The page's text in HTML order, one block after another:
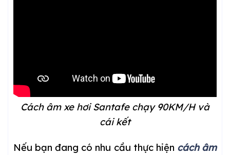
Cách âm xe hơi Santafe chạy 90KM/H và
cái kết
Nếu bạn đang có nhu cầu thực hiện cách âm